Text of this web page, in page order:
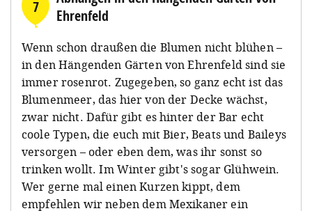
7
Ehrenfeld
Wenn schon draußen die Blumen nicht blühen –
in den Hängenden Gärten von Ehrenfeld sind sie
immer rosenrot. Zugegeben, so ganz echt ist das
Blumenmeer, das hier von der Decke wächst,
zwar nicht. Dafür gibt es hinter der Bar echt
coole Typen, die euch mit Bier, Beats und Baileys
versorgen – oder eben dem, was ihr sonst so
trinken wollt. Im Winter gibt's sogar Glühwein.
Wer gerne mal einen Kurzen kippt, dem
empfehlen wir neben dem Mexikaner ein